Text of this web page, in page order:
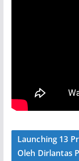
Launching 13
Oleh Dirlantas